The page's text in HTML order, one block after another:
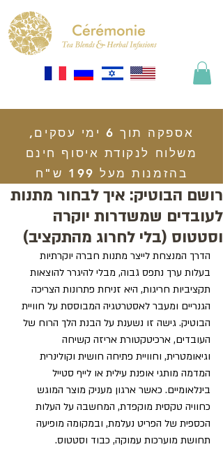
אספקה תוך 6 ימי עסקים,
משלוח לנקודת איסוף חינם
בהזמנות מעל 199 ש"ח
רושם הבוטיק: איך לבחור מתנות
לעובדים שמשדרות יוקרה
וסטטוס (בלי לחרוג מהתקציב)
הדרך המנצחת לייצר מתנות חברה יוקרתיות
בעלות ערך נתפס גבוה, מבלי להיגרר להוצאות
תקציביות חריגות, היא זניחת פתרונות הצריכה
הגנריים ומעבר לאסטרטגיה המבוססת על חוויית
הבוטיק. גישה זו נשענת על הבנת הלך הרוח של
העובדים, ארכיטקטורת אריזה קשיחה
וגיאומטרית, וחוויית פתיחה חושית וקולינרית
המדמה מותגי אופנת עילית או לייף סטייל
בינלאומיים. כאשר ארגון מעניק מוצר המוגש
כחוויה טקסית מוקפדת, המחשבה על העלות
הכספית של הפריט נעלמת, ובמקומה מופיעה
תחושת מוערכות עמוקה, כבוד וסטטוס.